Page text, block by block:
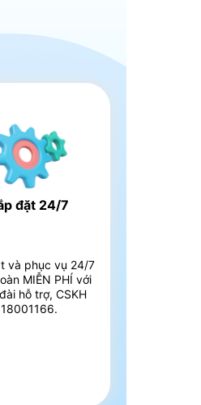
đặt 24/7
và phục vụ 24/7
MIỄN PHÍ với
hỗ trợ, CSKH
18001166.